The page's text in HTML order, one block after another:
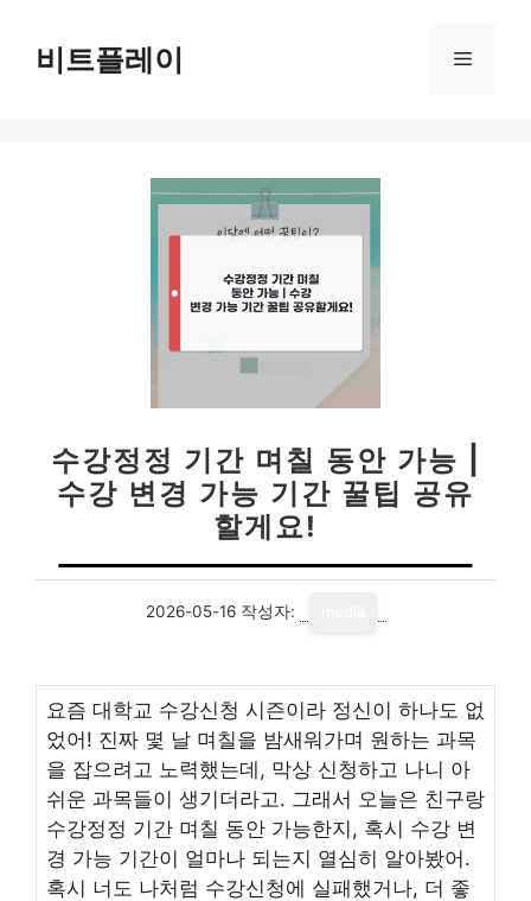
비트플레이 메
수강정정 기간 며칠 동안 가능 |
수강 변경 가능 기간 꿀팁 공유
할게요!
2026-05-16 작성자:
요즘 대학교 수강신청 시즌이라 정신이 하나도 없
었어! 진짜 몇 날 며칠을 밤새워가며 원하는 과목
을 잡으려고 노력했는데, 막상 신청하고 나니 아
쉬운 과목들이 생기더라고. 그래서 오늘은 친구랑
수강정정 기간 며칠 동안 가능한지, 혹시 수강 변
경 가능 기간이 얼마나 되는지 열심히 알아봤어.
혹시 너도 나처럼 수강신청에 실패했거나, 더 좋